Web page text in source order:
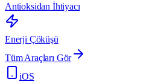
Antioksidan İhtiyacı
Enerji Çöküşü
Tüm Araçları Gör
iOS